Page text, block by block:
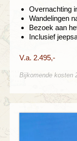
Overnachting
Wandelingen
Bezoek aan
Inclusief
V.a. 2.495,-
Bijkomende kosten